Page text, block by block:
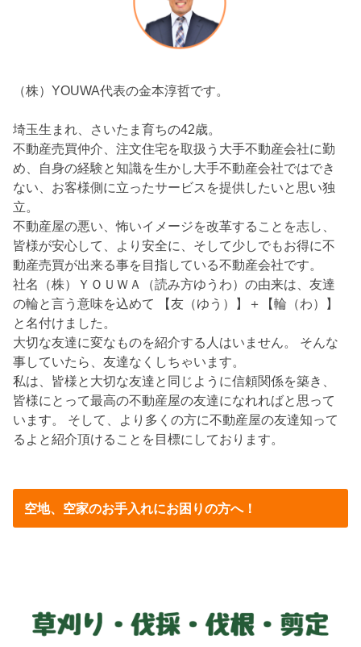
（株）YOUWA代表の金本淳哲です。
埼玉生まれ、さいたま育ちの42歳。
不動産売買仲介、注文住宅を取扱う大手不動産会社に勤
め、自身の経験と知識を生かし大手不動産会社ではでき
ない、お客様側に立ったサービスを提供したいと思い独
立。
不動産屋の悪い、怖いイメージを改革することを志し、
皆様が安心して、より安全に、そして少しでもお得に不
動産売買が出来る事を目指している不動産会社です。
社名（株）ＹＯＵＷＡ（読み方ゆうわ）の由来は、友達
の輪と言う意味を込めて 【友（ゆう）】＋【輪（わ）】
と名付けました。
大切な友達に変なものを紹介する人はいません。 そんな
事していたら、友達なくしちゃいます。
私は、皆様と大切な友達と同じように信頼関係を築き、
皆様にとって最高の不動産屋の友達になれればと思って
います。 そして、より多くの方に不動産屋の友達知って
るよと紹介頂けることを目標にしております。
空地、空家のお手入れにお困りの方へ！